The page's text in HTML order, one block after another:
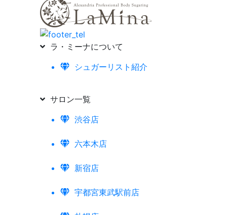
ラ・ミーナについて
シュガーリスト紹介
サロン一覧
渋谷店
六本木店
新宿店
宇都宮東武駅前店